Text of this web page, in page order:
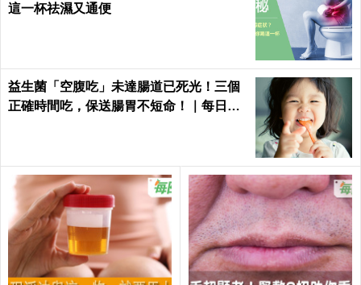
這一杯祛濕又通便
益生菌「空腹吃」未達腸道已死光！三個
正確時間吃，保送腸胃不短命！｜每日健